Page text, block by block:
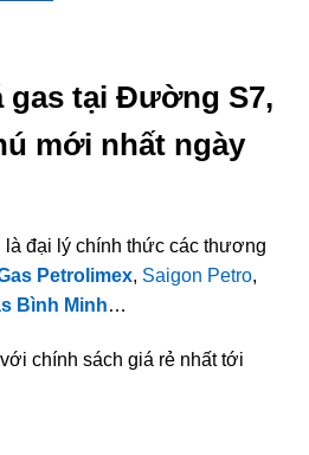
gas tại Đường S7,
mới nhất ngày
là đại lý chính thức các thương
Petrolimex, Saigon Petro,
Bình Minh…
với chính sách giá rẻ nhất tới